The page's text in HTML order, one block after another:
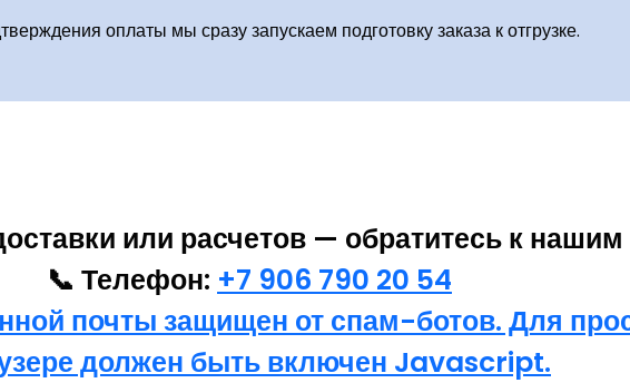
оплаты мы сразу запускаем подготовку заказа к отгрузке.
или расчетов — обратитесь к
📞 Телефон: +7 906 790 20 54
почты защищен от спам-ботов. Для
должен быть включен Javascript.